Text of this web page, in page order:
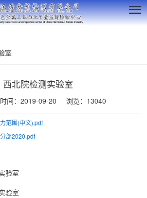
室
西北院检测实验室
时间：2019-09-20 浏览：13040
范围(中文).pdf
部2020.pdf
验室
验室